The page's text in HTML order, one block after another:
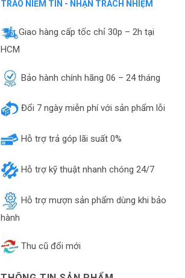
TRAO NIỀM TIN - NHẬN TRÁCH NHIỆM
Giao hàng cấp tốc chỉ 30p – 2h tại
HCM
Bảo hành chính hãng 06 – 24 tháng
Đổi 7 ngày miễn phí với sản phẩm lỗi
Hỗ trợ trả góp lãi suất 0%
Hỗ trợ kỹ thuật nhanh chóng 24/7
Hỗ trợ mượn sản phẩm dùng khi bảo
hành
Thu cũ đổi mới